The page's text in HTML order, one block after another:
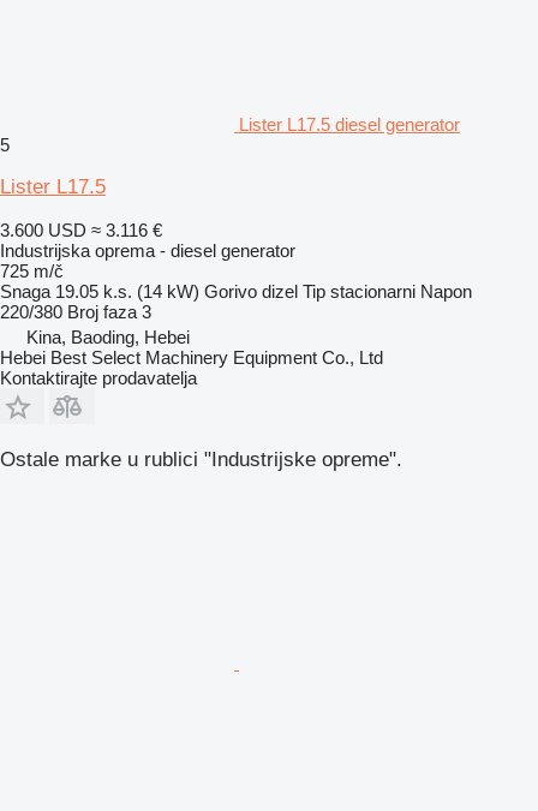
Lister L17.5 diesel generator
5
Lister L17.5
3.600 USD ≈ 3.116 €
Industrijska oprema - diesel generator
725 m/č
Snaga 19.05 k.s. (14 kW) Gorivo dizel Tip stacionarni Napon
220/380 Broj faza 3
Kina, Baoding, Hebei
Hebei Best Select Machinery Equipment Co., Ltd
Kontaktirajte prodavatelja
Ostale marke u rublici "Industrijske opreme".